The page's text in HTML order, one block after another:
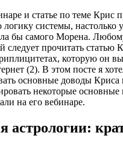
и статье по теме Крис
системы, настолько
бы самого Морена.
следует прочитать статью
которую он
(2). В этом посте я
основные доводы Криса
некоторые
на его вебинаре.
астрологии: